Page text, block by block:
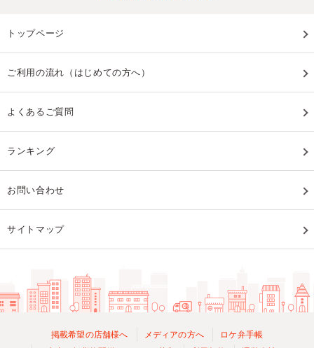
トップページ
ご利用の流れ（はじめての方へ）
よくあるご質問
ランキング
お問い合わせ
サイトマップ
掲載希望の店舗様へ メディアの方へ
ロケ弁手帳